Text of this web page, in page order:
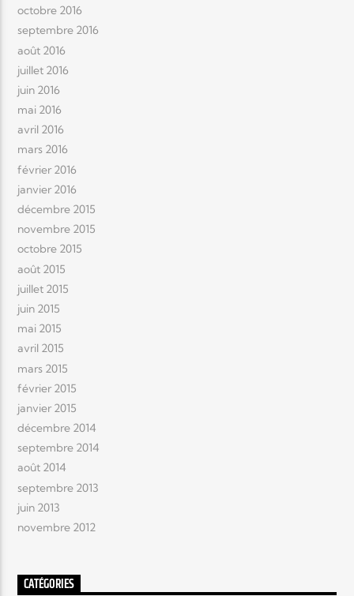
octobre 2016
septembre 2016
août 2016
juillet 2016
juin 2016
mai 2016
avril 2016
mars 2016
février 2016
janvier 2016
décembre 2015
novembre 2015
octobre 2015
août 2015
juillet 2015
juin 2015
mai 2015
avril 2015
mars 2015
février 2015
janvier 2015
décembre 2014
septembre 2014
août 2014
septembre 2013
juin 2013
novembre 2012
CATÉGORIES